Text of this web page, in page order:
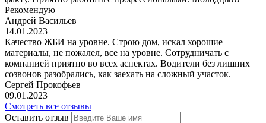
Рекомендую
Андрей Васильев
14.01.2023
Качество ЖБИ на уровне. Строю дом, искал хорошие
материалы, не пожалел, все на уровне. Сотрудничать с
компанией приятно во всех аспектах. Водители без лишних
созвонов разобрались, как заехать на сложный участок.
Сергей Прокофьев
09.01.2023
Смотреть все отзывы
Оставить отзыв